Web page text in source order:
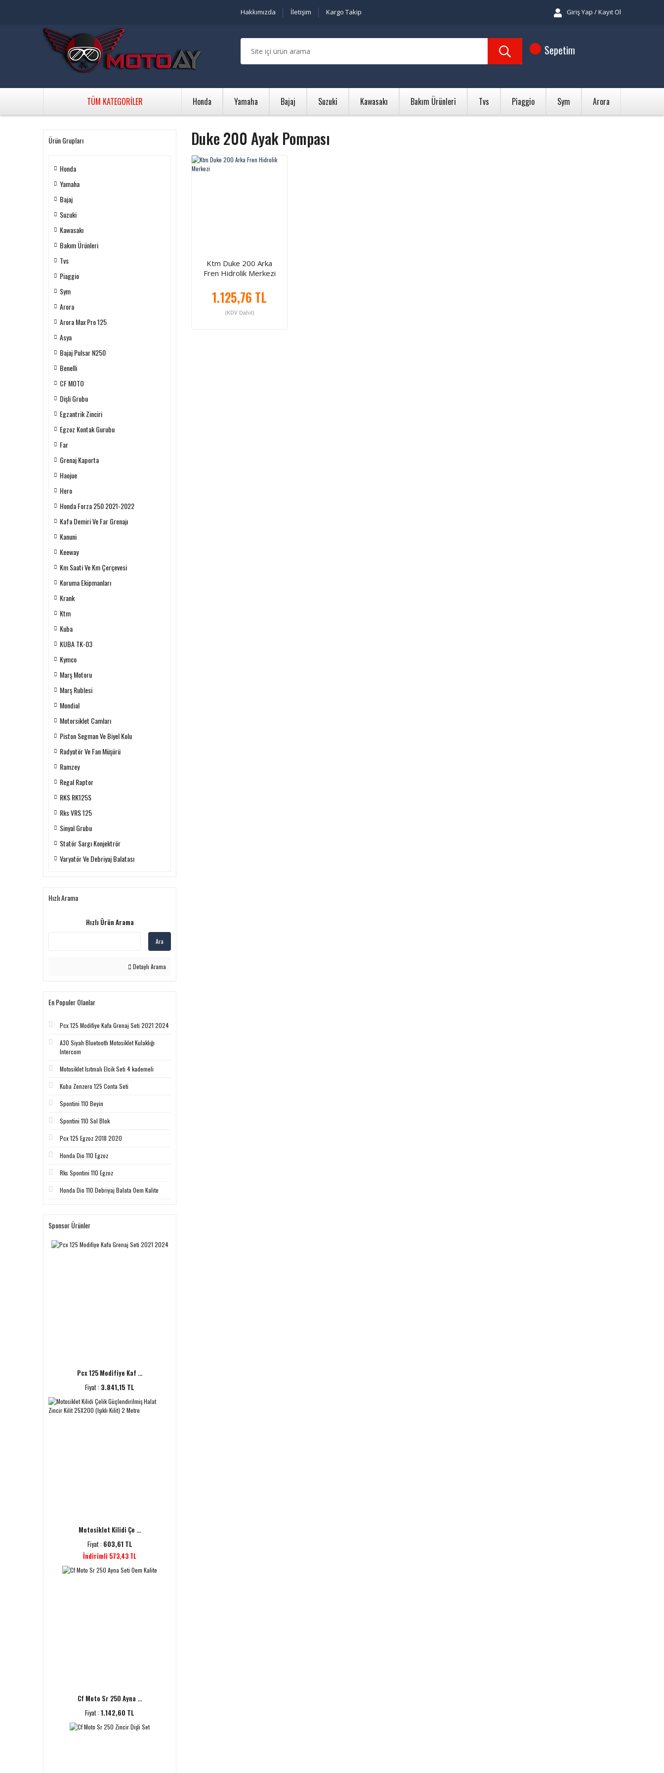
Hakkımızda İletişim Kargo Takip Giriş Yap / Kayıt Ol
Sepetim
TÜM KATEGORİLER Honda Yamaha Bajaj Suzuki Kawasakı Bakım Ürünleri Tvs Piaggio Sym Arora
Ürün Grupları
Honda
Yamaha
Bajaj
Suzuki
Kawasakı
Bakım Ürünleri
Tvs
Piaggio
Sym
Arora
Arora Max Pro 125
Asya
Bajaj Pulsar N250
Benelli
CF MOTO
Dişli Grubu
Egzantrik Zinciri
Egzoz Kontak Gurubu
Far
Grenaj Kaporta
Haojue
Hero
Honda Forza 250 2021-2022
Kafa Demiri Ve Far Grenajı
Kanuni
Keeway
Km Saati Ve Km Çerçevesi
Koruma Ekipmanları
Krank
Ktm
Kuba
KUBA TK-03
Kymco
Marş Motoru
Marş Rublesi
Mondial
Motorsiklet Camları
Piston Segman Ve Biyel Kolu
Radyatör Ve Fan Müşürü
Ramzey
Regal Raptor
RKS RK125S
Rks VRS 125
Sinyal Grubu
Statör Sargı Konjektrör
Varyatör Ve Debriyaj Balatası
Hızlı Arama
Hızlı Ürün Arama
Ara
Detaylı Arama
En Populer Olanlar
Pcx 125 Modifiye Kafa Grenaj Seti 2021 2024
A30 Siyah Bluetooth Motosiklet Kulaklığı
Intercom
Motosiklet Isıtmalı Elcik Seti 4 kademeli
Kuba Zenzero 125 Conta Seti
Spontini 110 Beyin
Spontini 110 Sol Blok
Pcx 125 Egzoz 2018 2020
Honda Dio 110 Egzoz
Rks Spontini 110 Egzoz
Honda Dio 110 Debriyaj Balata Oem Kalite
Sponsor Ürünler
Pcx 125 Modifiye Kaf ...
Fiyat : 3.841,15 TL
Motosiklet Kilidi Çe ...
Fiyat : 603,61 TL
İndirimli 573,43 TL
Cf Moto Sr 250 Ayna ...
Fiyat : 1.142,60 TL
Duke 200 Ayak Pompası
Ktm Duke 200 Arka
Fren Hidrolik Merkezi
1.125,76 TL
(KDV Dahil)